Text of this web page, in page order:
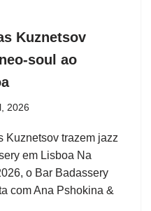
Kuznetsov
soul ao
2026
Kuznetsov trazem jazz
em Lisboa Na
o Bar Badassery
com Ana Pshokina &